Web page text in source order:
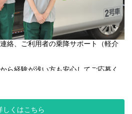
絡、ご利用者の乗降サポート（軽介
ら経験が浅い方も安心してご応募く
の良さがジョイリハの魅力です◎
スタッフも活躍中！
♪
しくはこちら